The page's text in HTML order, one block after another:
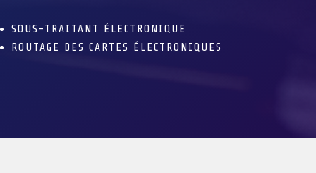
SOUS-TRAITANT ÉLECTRONIQUE
ROUTAGE DES CARTES ÉLECTRONIQUES